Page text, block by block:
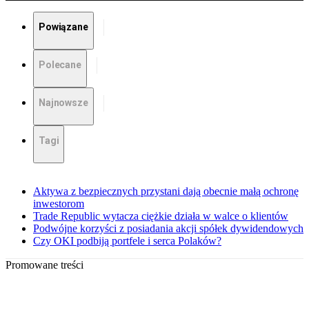
Powiązane
Polecane
Najnowsze
Tagi
Aktywa z bezpiecznych przystani dają obecnie małą ochronę
inwestorom
Trade Republic wytacza ciężkie działa w walce o klientów
Podwójne korzyści z posiadania akcji spółek dywidendowych
Czy OKI podbiją portfele i serca Polaków?
Promowane treści